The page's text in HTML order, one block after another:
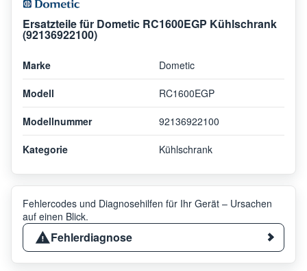
Ersatzteile für Dometic RC1600EGP Kühlschrank
(92136922100)
Marke Dometic
Modell RC1600EGP
Modellnummer 92136922100
Kategorie Kühlschrank
Fehlercodes und Diagnosehilfen für Ihr Gerät – Ursachen
auf einen Blick.
Fehlerdiagnose